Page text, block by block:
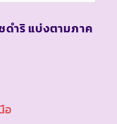
ดำริ แบ่งตามภาค
อ